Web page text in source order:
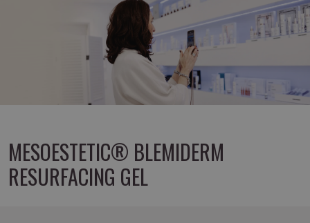
MESOESTETIC® BLEMIDERM
RESURFACING GEL